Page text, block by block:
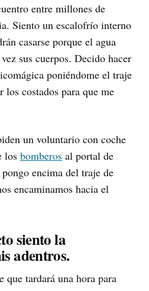
entre millones de
Siento un escalofrío interno
casarse porque el agua
sus cuerpos. Decido hacer
poniéndome el traje
los costados para que me
un voluntario con coche
los bomberos al portal de
encima del traje de
encaminamos hacia el
siento la
adentros.
que tardará una hora para